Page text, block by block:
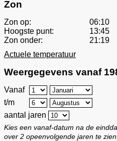
Zon
Zon op:
06:10
Hoogste punt:
13:45
Zon onder:
21:19
Actuele temperatuur
Weergegevens vanaf
Vanaf
t/m
aantal jaren
Kies een vanaf-datum na de
over 2 opeenvolgende jaren te zien.